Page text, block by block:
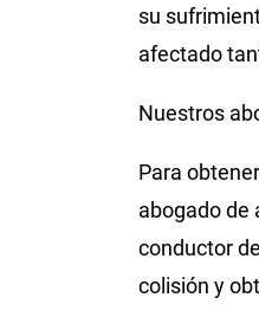
su
afectado
Nuestros
Para
abogado de
conductor
colisión y